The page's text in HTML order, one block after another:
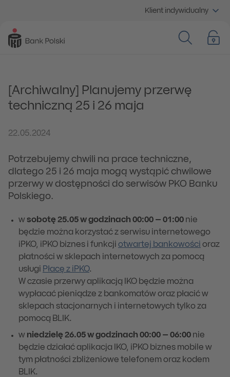
Klient indywidualny
[Archiwalny] Planujemy przerwę
techniczną 25 i 26 maja
22.05.2024
Potrzebujemy chwili na prace techniczne,
dlatego 25 i 26 maja mogą wystąpić chwilowe
przerwy w dostępności do serwisów PKO Banku
Polskiego.
w sobotę 25.05 w godzinach 00:00 – 01:00 nie
będzie można korzystać z serwisu internetowego
iPKO, iPKO biznes i funkcji otwartej bankowości oraz
płatności w sklepach internetowych za pomocą
usługi
Płacę z iPKO.
W czasie przerwy aplikacją IKO będzie można
wypłacać pieniądze z bankomatów oraz płacić w
sklepach stacjonarnych i internetowych tylko za
pomocą BLIK.
w niedzielę 26.05 w godzinach 00:00 – 06:00 nie
będzie działać aplikacja IKO, iPKO biznes mobile w
tym płatności zbliżeniowe telefonem oraz kodem
BLIK.